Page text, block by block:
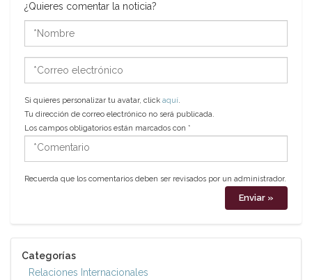
¿Quieres comentar la noticia?
electrónico
Si quieres personalizar tu avatar, click aquí.
Tu dirección de correo electrónico no será publicada.
Los campos obligatorios están marcados con *
*Comentario
Recuerda que los comentarios deben ser revisados por un administrador.
Categorías
Relaciones Internacionales